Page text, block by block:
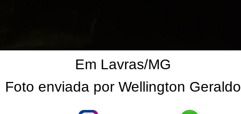
Em Lavras/MG
Foto enviada por Wellington Geraldo